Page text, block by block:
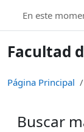
En este
Facultad
Página Principal
Buscar